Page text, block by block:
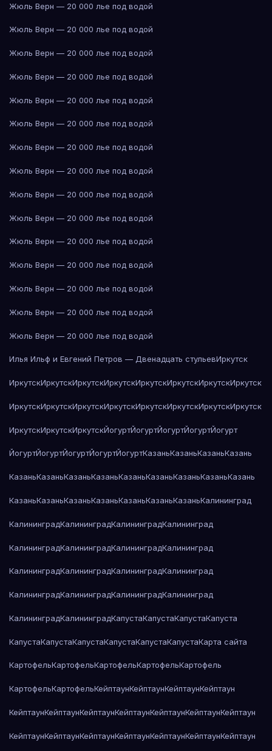
Жюль Верн — 20 000 лье под водой
Жюль Верн — 20 000 лье под водой
Жюль Верн — 20 000 лье под водой
Жюль Верн — 20 000 лье под водой
Жюль Верн — 20 000 лье под водой
Жюль Верн — 20 000 лье под водой
Жюль Верн — 20 000 лье под водой
Жюль Верн — 20 000 лье под водой
Жюль Верн — 20 000 лье под водой
Жюль Верн — 20 000 лье под водой
Жюль Верн — 20 000 лье под водой
Жюль Верн — 20 000 лье под водой
Жюль Верн — 20 000 лье под водой
Жюль Верн — 20 000 лье под водой
Жюль Верн — 20 000 лье под водой
Илья Ильф и Евгений Петров — Двенадцать стульевИркутск
ИркутскИркутскИркутскИркутскИркутскИркутскИркутскИркутск
ИркутскИркутскИркутскИркутскИркутскИркутскИркутскИркутск
ИркутскИркутскИркутскЙогуртЙогуртЙогуртЙогуртЙогурт
ЙогуртЙогуртЙогуртЙогуртЙогуртКазаньКазаньКазаньКазань
КазаньКазаньКазаньКазаньКазаньКазаньКазаньКазаньКазань
КазаньКазаньКазаньКазаньКазаньКазаньКазаньКалининград
КалининградКалининградКалининградКалининград
КалининградКалининградКалининградКалининград
КалининградКалининградКалининградКалининград
КалининградКалининградКалининградКалининград
КалининградКалининградКапустаКапустаКапустаКапуста
КапустаКапустаКапустаКапустаКапустаКапустаКарта сайта
КартофельКартофельКартофельКартофельКартофель
КартофельКартофельКейптаунКейптаунКейптаунКейптаун
КейптаунКейптаунКейптаунКейптаунКейптаунКейптаунКейптаун
КейптаунКейптаунКейптаунКейптаунКейптаунКейптаунКейптаун